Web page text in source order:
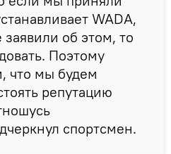
WADA,
об этом, то
Поэтому
что мы будем
репутацию
спортсмен.